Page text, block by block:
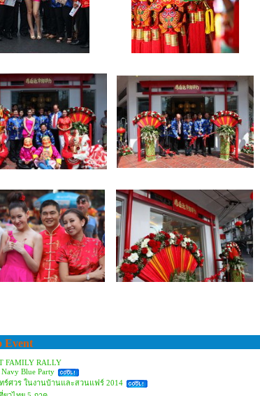
Event
FAMILY RALLY
Blue Party
ร์ศวร ในงานบ้านและสวนแฟร์ 2014